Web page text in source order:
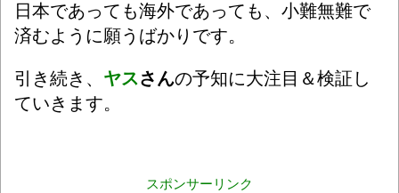
日本であっても海外であっても、小難無難で
済むように願うばかりです。
引き続き、 ヤスさんの予知に大注目＆検証し
ていきます。
スポンサーリンク